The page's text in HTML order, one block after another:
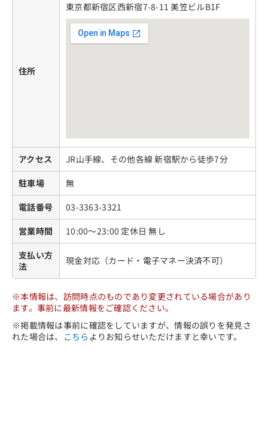
住所
東京都新宿区西新宿7-8-11 美笠ビルB1F
アクセス
JR山手線、その他各線 新宿駅から徒歩7分
駐車場
無
電話番号
03-3363-3321
営業時間
10:00～23:00 定休日 無し
支払い方
法
現金対応（カード・電子マネー決済不可）
※本情報は、訪問時点のものであり変更されている場合があり
ます。事前に最新情報をご確認ください。
※掲載情報は事前に確認をしていますが、情報の誤りを発見さ
れた場合は、 こちら よりお知らせいただけますと幸いです。